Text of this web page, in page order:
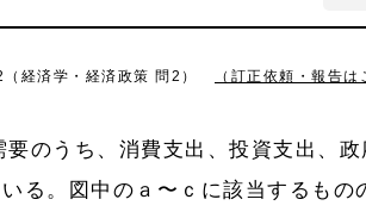
経済学・経済政策 問2） （訂正依頼・報告は
のうち、消費支出、投資支出、
る。図中のａ〜ｃに該当するもの